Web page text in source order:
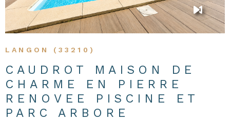
LANGON (33210)
CAUDROT MAISON DE
CHARME EN PIERRE
RENOVEE PISCINE ET
PARC ARBORE